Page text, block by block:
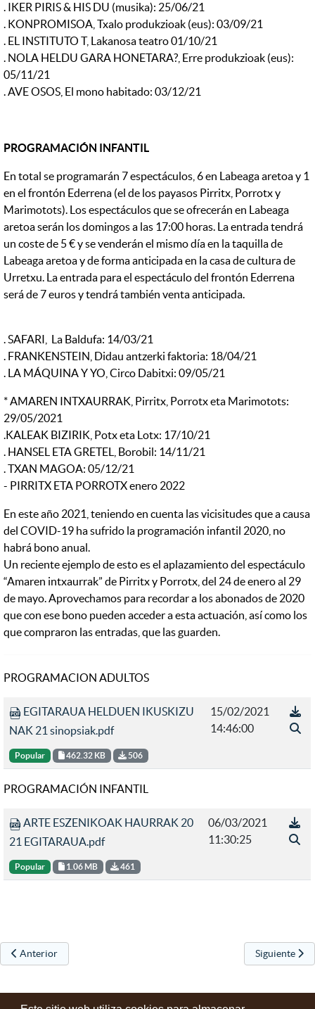
. IKER PIRIS & HIS DU (musika): 25/06/21
. KONPROMISOA, Txalo produkzioak (eus): 03/09/21
. EL INSTITUTO T, Lakanosa teatro 01/10/21
. NOLA HELDU GARA HONETARA?, Erre produkzioak (eus):
05/11/21
. AVE OSOS, El mono habitado: 03/12/21
PROGRAMACIÓN INFANTIL
En total se programarán 7 espectáculos, 6 en Labeaga aretoa y 1
en el frontón Ederrena (el de los payasos Pirritx, Porrotx y
Marimotots). Los espectáculos que se ofrecerán en Labeaga
aretoa serán los domingos a las 17:00 horas. La entrada tendrá
un coste de 5 € y se venderán el mismo día en la taquilla de
Labeaga aretoa y de forma anticipada en la casa de cultura de
Urretxu. La entrada para el espectáculo del frontón Ederrena
será de 7 euros y tendrá también venta anticipada.
. SAFARI, La Baldufa: 14/03/21
. FRANKENSTEIN, Didau antzerki faktoria: 18/04/21
. LA MÁQUINA Y YO, Circo Dabitxi: 09/05/21
* AMAREN INTXAURRAK, Pirritx, Porrotx eta Marimotots:
29/05/2021
.KALEAK BIZIRIK, Potx eta Lotx: 17/10/21
. HANSEL ETA GRETEL, Borobil: 14/11/21
. TXAN MAGOA: 05/12/21
- PIRRITX ETA PORROTX enero 2022
En este año 2021, teniendo en cuenta las vicisitudes que a causa
del COVID-19 ha sufrido la programación infantil 2020, no
habrá bono anual.
Un reciente ejemplo de esto es el aplazamiento del espectáculo
“Amaren intxaurrak” de Pirritx y Porrotx, del 24 de enero al 29
de mayo. Aprovechamos para recordar a los abonados de 2020
que con ese bono pueden acceder a esta actuación, así como los
que compraron las entradas, que las guarden.
PROGRAMACION ADULTOS
EGITARAUA HELDUEN IKUSKIZU
NAK 21 sinopsiak.pdf
Popular 462.32 KB 506
15/02/2021
14:46:00
PROGRAMACIÓN INFANTIL
ARTE ESZENIKOAK HAURRAK 20
21 EGITARAUA.pdf
Popular 1.06 MB 461
06/03/2021
11:30:25
Artículo anterior: Esculturas municipales en espacios públicos
Anterior Artículo
Siguiente